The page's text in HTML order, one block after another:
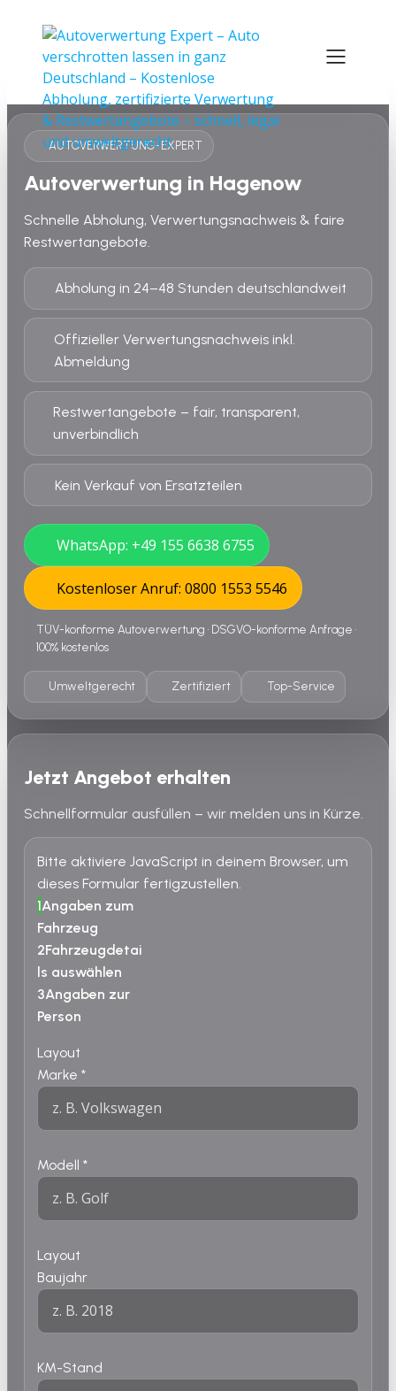
AUTOVERWERTUNG-EXPERT
Autoverwertung in Hagenow
Schnelle Abholung, Verwertungsnachweis & faire
Restwertangebote.
Abholung in 24–48 Stunden deutschlandweit
Offizieller Verwertungsnachweis inkl.
Abmeldung
Restwertangebote – fair, transparent,
unverbindlich
Kein Verkauf von Ersatzteilen
WhatsApp: +49 155 6638 6755
Kostenloser Anruf: 0800 1553 5546
TÜV-konforme Autoverwertung • DSGVO-konforme Anfrage •
100% kostenlos
Umweltgerecht Zertifiziert Top-Service
Jetzt Angebot erhalten
Schnellformular ausfüllen – wir melden uns in Kürze.
Bitte aktiviere JavaScript in deinem Browser, um
dieses Formular fertigzustellen.
1Angaben zum
Fahrzeug
2Fahrzeugdetai
ls auswählen
3Angaben zur
Person
Layout
Marke *
Modell *
Layout
Baujahr
KM-Stand